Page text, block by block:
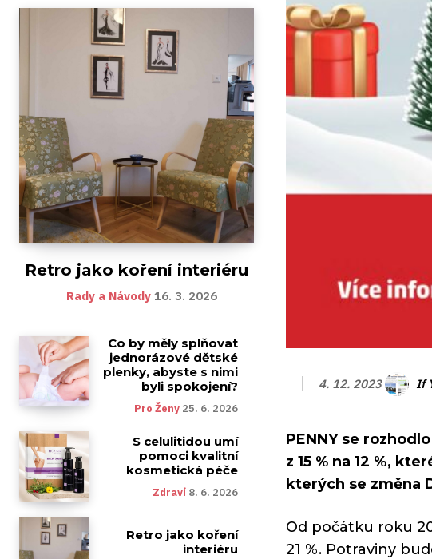
Retro jako koření interiéru
Rady a Návody 16. 3. 2026
Co by měly splňovat
jednorázové dětské
plenky, abyste s nimi
byli spokojení?
Pro Ženy 25. 6. 2026
S celulitidou umí
pomoci kvalitní
kosmetická péče
Zdraví 8. 6. 2026
Retro jako koření
interiéru
4. 12. 2023 If
PENNY se
z 15 % na 12 %,
kterých se změna
Od počátku roku
21 %. Potraviny